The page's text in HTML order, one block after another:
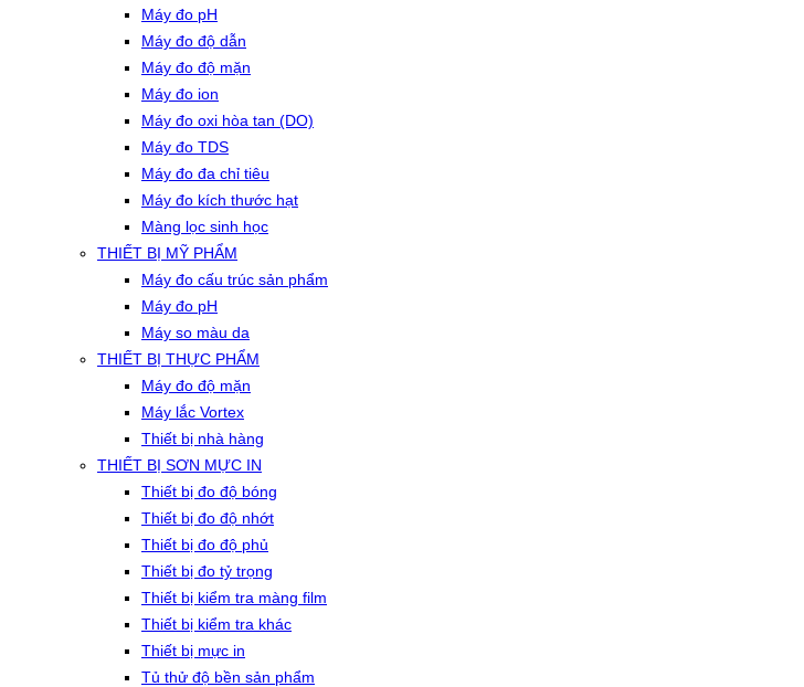
Máy đo pH
Máy đo độ dẫn
Máy đo độ mặn
Máy đo ion
Máy đo oxi hòa tan (DO)
Máy đo TDS
Máy đo đa chỉ tiêu
Máy đo kích thước hạt
Màng lọc sinh học
THIẾT BỊ MỸ PHẨM
Máy đo cấu trúc sản phẩm
Máy đo pH
Máy so màu da
THIẾT BỊ THỰC PHẨM
Máy đo độ mặn
Máy lắc Vortex
Thiết bị nhà hàng
THIẾT BỊ SƠN MỰC IN
Thiết bị đo độ bóng
Thiết bị đo độ nhớt
Thiết bị đo độ phủ
Thiết bị đo tỷ trọng
Thiết bị kiểm tra màng film
Thiết bị kiểm tra khác
Thiết bị mực in
Tủ thử độ bền sản phẩm